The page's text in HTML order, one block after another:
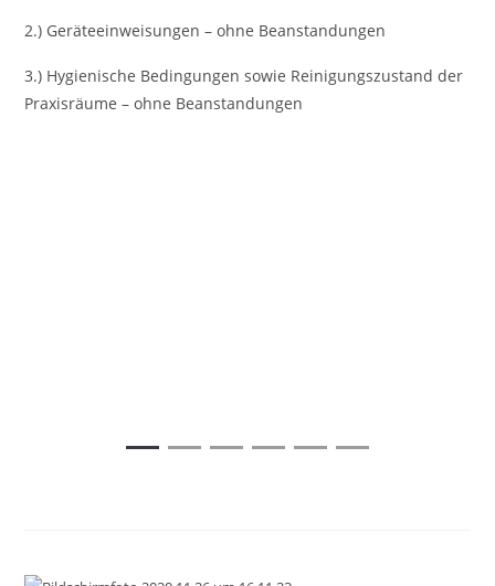
2.) Geräteeinweisungen – ohne Beanstandungen
3.) Hygienische Bedingungen sowie Reinigungszustand der
Praxisräume – ohne Beanstandungen